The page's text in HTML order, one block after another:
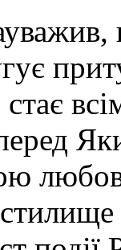
стає